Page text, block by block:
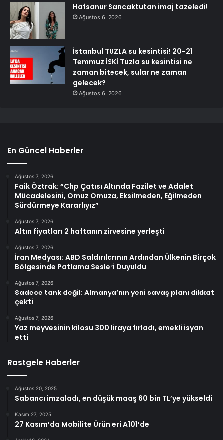
Hafsanur Sancaktutan imaj tazeledi!
Ağustos 6, 2026
İstanbul TUZLA su kesintisi! 20-21
Temmuz İSKİ Tuzla su kesintisi ne
zaman bitecek, sular ne zaman
gelecek?
Ağustos 6, 2026
En Güncel Haberler
Ağustos 7, 2026
Faik Öztrak: “Chp Çatısı Altında Fazilet ve Adalet
Mücadelesini, Omuz Omuza, Eksilmeden, Eğilmeden
Sürdürmeye Kararlıyız”
Ağustos 7, 2026
Altın fiyatları 2 haftanın zirvesine yerleşti
Ağustos 7, 2026
İran Medyası: ABD Saldırılarının Ardından Ülkenin Birçok
Bölgesinde Patlama Sesleri Duyuldu
Ağustos 7, 2026
Sadece tank değil: Almanya’nın yeni savaş planı dikkat
çekti
Ağustos 7, 2026
Yaz meyvesinin kilosu 300 liraya fırladı, emekli isyan
etti
Rastgele Haberler
Ağustos 20, 2025
Sabancı imzaladı, en düşük maaş 60 bin TL’ye yükseldi
Kasım 27, 2025
27 Kasım’da Mobilite Ürünleri A101’de